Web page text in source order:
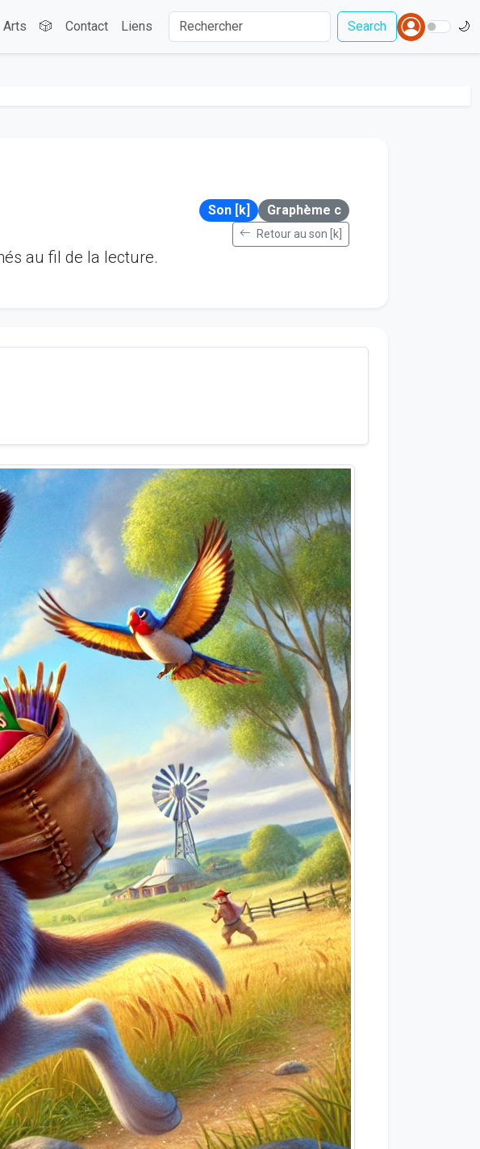
Arts 🎲 Contact Liens Search 🌙
au fil de la lecture.
Son [k] Graphème c
Retour au son [k]